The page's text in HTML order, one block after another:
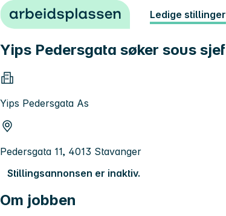
Hopp til innhold Ledige stillinger
Yips Pedersgata søker sous sjef
Yips Pedersgata As
Pedersgata 11, 4013 Stavanger
Stillingsannonsen er inaktiv.
Om jobben